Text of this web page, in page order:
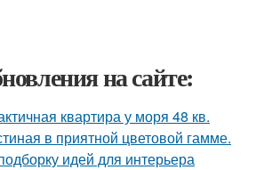
на сайте:
квартира у моря 48 кв.
в приятной цветовой гамме.
идей для интерьера